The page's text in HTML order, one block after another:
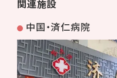
関連施設
中国・済仁病院